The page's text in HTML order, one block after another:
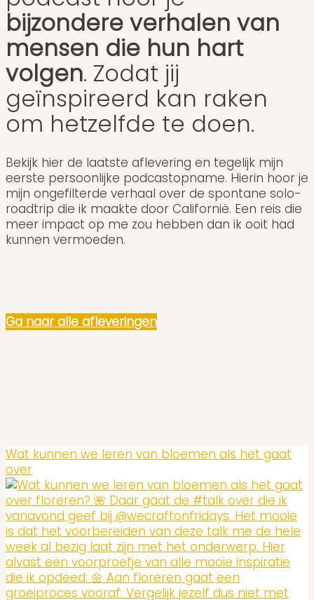
bijzondere verhalen van
mensen die hun hart
volgen. Zodat jij
geïnspireerd kan raken
om hetzelfde te doen.
Bekijk hier de laatste aflevering en tegelijk mijn
eerste persoonlijke podcastopname. Hierin hoor je
mijn ongefilterde verhaal over de spontane solo-
roadtrip die ik maakte door Californië. Een reis die
meer impact op me zou hebben dan ik ooit had
kunnen vermoeden.
Ga naar alle afleveringen
Wat kunnen we leren van bloemen als het gaat
over